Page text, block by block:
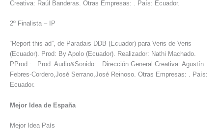
Creativa: Raúl Banderas. Otras Empresas: . País: Ecuador.
2º Finalista – IP
“Report this ad”, de Paradais DDB (Ecuador) para Veris de Veris
(Ecuador). Prod: By Apolo (Ecuador). Realizador: Nathi Machado.
PProd.: . Prod. Audio&Sonido: . Dirección General Creativa: Agustín
Febres-Cordero,José Serrano,José Reinoso. Otras Empresas: . País:
Ecuador.
Mejor Idea de España
Mejor Idea País